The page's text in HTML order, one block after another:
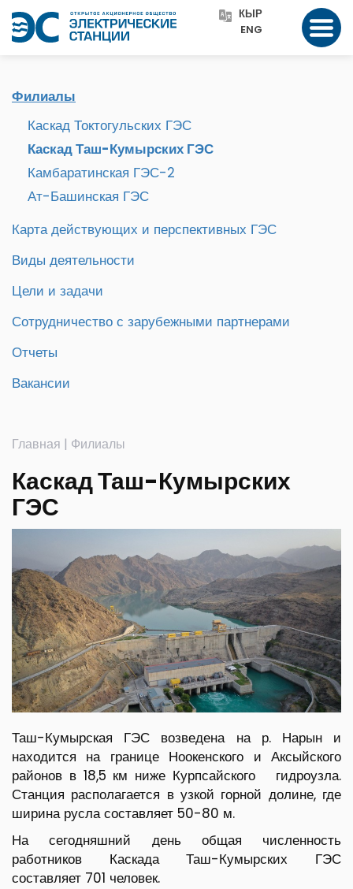
КЫР
ENG
Филиалы
Каскад Токтогульских ГЭС
Каскад Таш-Кумырских ГЭС
Камбаратинская ГЭС-2
Ат-Башинская ГЭС
Карта действующих и перспективных ГЭС
Виды деятельности
Цели и задачи
Сотрудничество с зарубежными партнерами
Отчеты
Вакансии
Главная | Филиалы
Каскад Таш-Кумырских
ГЭС
Таш-Кумырская ГЭС возведена на р. Нарын и
находится на границе Ноокенского и Аксыйского
районов в 18,5 км ниже Курпсайского гидроузла.
Станция располагается в узкой горной долине, где
ширина русла составляет 50-80 м.
На сегодняшний день общая численность
работников Каскада Таш-Кумырских ГЭС
составляет 701 человек.